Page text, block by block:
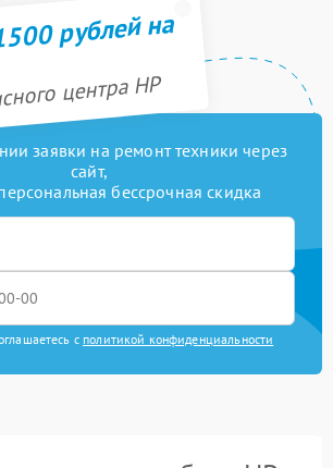
рублей на
центра HP
заявки на ремонт техники через
сайт,
бессрочная скидка
с политикой конфиденциальности